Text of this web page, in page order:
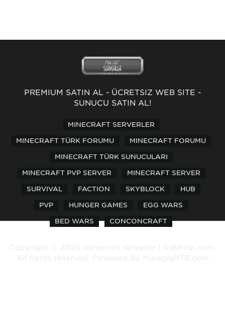
PREMİUM SATIN AL - ÜCRETSİZ WEB SİTE -
SUNUCU SATIN AL!
MINECRAFT SERVERLER
MINECRAFT TÜRK FORUMU MINECRAFT FORUMU
MINECRAFT TÜRK SUNUCULARI
MINECRAFT PVP SERVER MINECRAFT SERVER
SURVIVAL FACTION SKYBLOCK HUB
PVP HUNGER GAMES EGG WARS
BED WARS CONCONCRAFT